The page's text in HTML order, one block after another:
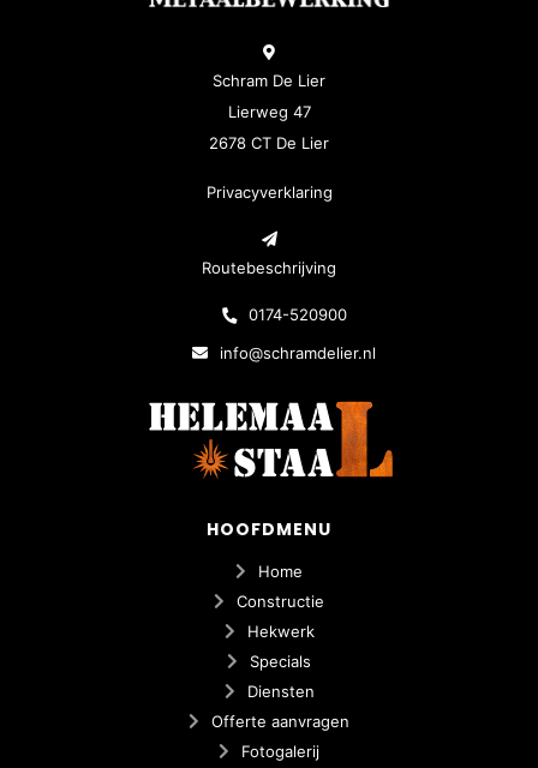
Schram De Lier
Lierweg 47
2678 CT De Lier
Privacyverklaring
Routebeschrijving
0174-520900
info@schramdelier.nl
HOOFDMENU
Home
Constructie
Hekwerk
Specials
Diensten
Offerte aanvragen
Fotogalerij